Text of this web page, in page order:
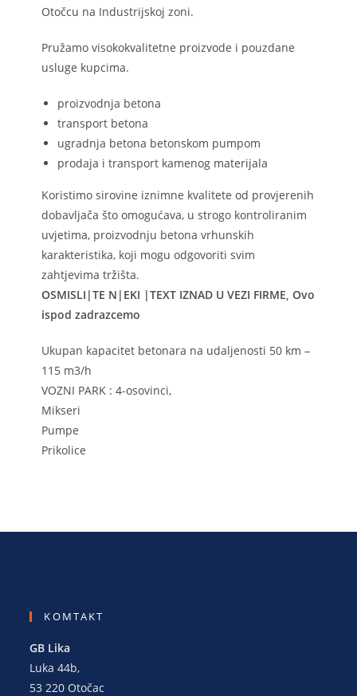
Otočcu na Industrijskoj zoni.
Pružamo visokokvalitetne proizvode i pouzdane
usluge kupcima.
proizvodnja betona
transport betona
ugradnja betona betonskom pumpom
prodaja i transport kamenog materijala
Koristimo sirovine iznimne kvalitete od provjerenih
dobavljača što omogućava, u strogo kontroliranim
uvjetima, proizvodnju betona vrhunskih
karakteristika, koji mogu odgovoriti svim
zahtjevima tržišta.
OSMISLI|TE N|EKI |TEXT IZNAD U VEZI FIRME, Ovo
ispod zadrazcemo
Ukupan kapacitet betonara na udaljenosti 50 km –
115 m3/h
VOZNI PARK : 4-osovinci,
Mikseri
Pumpe
Prikolice
KOMTAKT
GB Lika
Luka 44b,
53 220 Otočac